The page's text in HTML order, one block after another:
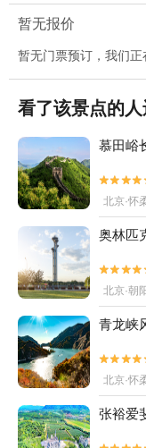
暂无报价
暂无门票预订，我们正
看了该景点的人
慕田峪
北京·怀
奥林匹
北京·朝
青龙峡
北京·怀
张裕爱